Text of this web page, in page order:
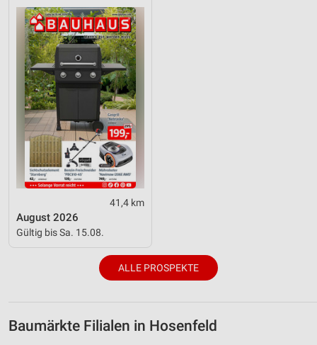
41,4 km
August 2026
Gültig bis Sa. 15.08.
ALLE PROSPEKTE
Baumärkte Filialen in Hosenfeld